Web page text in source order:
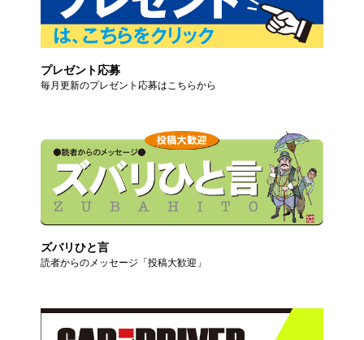
プレゼント応募
毎月更新のプレゼント応募はこちらから
ズバリひと言
読者からのメッセージ「投稿大歓迎」